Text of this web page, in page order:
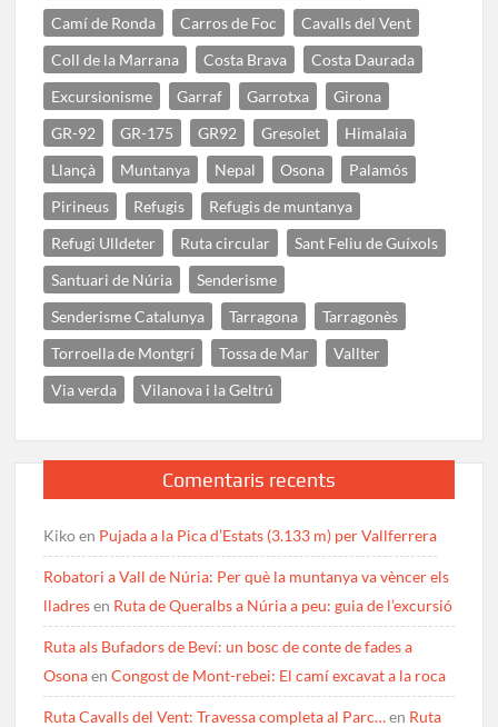
Camí de Ronda
Carros de Foc
Cavalls del Vent
Coll de la Marrana
Costa Brava
Costa Daurada
Excursionisme
Garraf Garrotxa
Girona
GR-92
GR-175 GR92 Gresolet
Himalaia
Llançà
Muntanya Nepal Osona
Palamós
Pirineus
Refugis
Refugis de muntanya
Refugi Ulldeter
Ruta circular
Sant Feliu de Guíxols
Santuari de Núria
Senderisme
Senderisme Catalunya
Tarragona
Tarragonès
Torroella de Montgrí
Tossa de Mar
Vallter
Via verda
Vilanova i la Geltrú
Comentaris recents
Kikoen Pujada a la Pica d’Estats (3.133 m) per Vallferrera
Robatori a Vall de Núria: Per què la muntanya va vèncer els
lladresen Ruta de Queralbs a Núria a peu: guia de l’excursió
Ruta als Bufadors de Beví: un bosc de conte de fades a
OsonaenCongost de Mont-rebei: El camí excavat a la roca
Ruta Cavalls del Vent: Travessa completa al Parc…en Ruta